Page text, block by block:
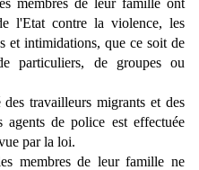
l'Etat contre la violence, les
et intimidations, que ce soit de
particuliers, de groupes ou
travailleurs migrants et des
de police est effectuée
par la loi.
membres de leur famille ne